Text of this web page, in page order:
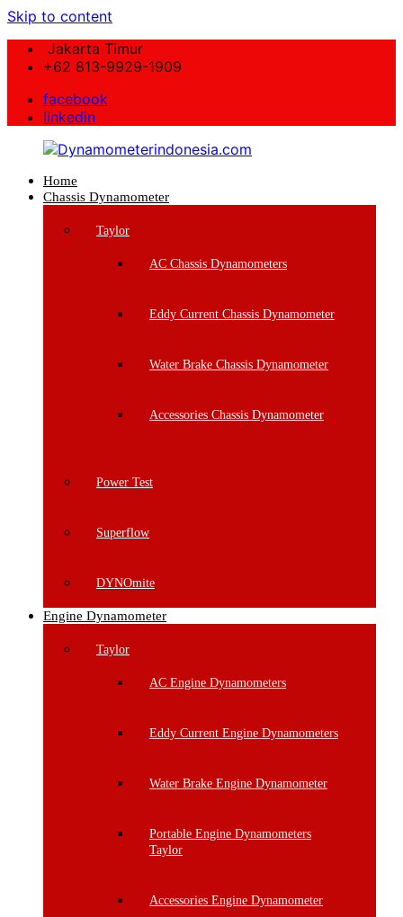
Skip to content
Jakarta Timur
+62 813-9929-1909
facebook
linkedin
Dynamometerindonesia.com
Home
Chassis Dynamometer
Taylor
AC Chassis Dynamometers
Eddy Current Chassis Dynamometer
Water Brake Chassis Dynamometer
Accessories Chassis Dynamometer
Power Test
Superflow
DYNOmite
Engine Dynamometer
Taylor
AC Engine Dynamometers
Eddy Current Engine Dynamometers
Water Brake Engine Dynamometer
Portable Engine Dynamometers
Taylor
Accessories Engine Dynamometer